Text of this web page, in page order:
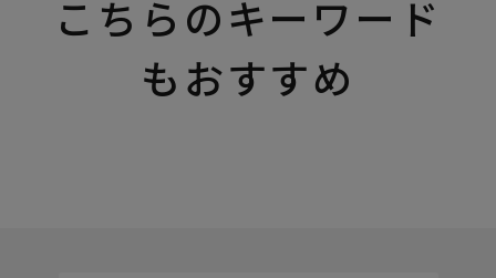
こちらのキーワード
もおすすめ